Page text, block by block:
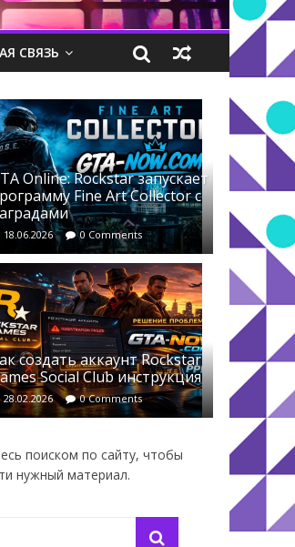
СВЯЗЬ
Online: Rockstar запускает
Fine Art Collector с
18.06.2026 0 Comments
создать аккаунт Rockstar
Social Club инструкция
28.02.2026 0 Comments
поиском по сайту, чтобы
нужный материал.